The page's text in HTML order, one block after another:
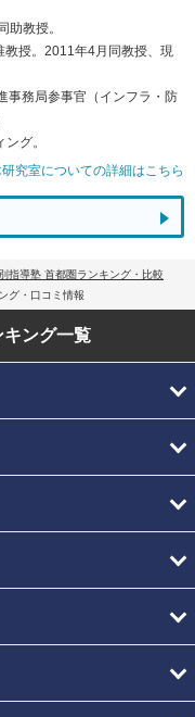
教授。
授。2011年4月同教授、現
事務局参事官（インフラ・防
グ。
究室についての詳細はこちら
指導塾 首都圏ランキング・比較
グ・口コミ情報
キング一覧